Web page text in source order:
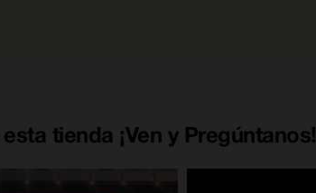
tienda ¡Ven y Pregúntanos!